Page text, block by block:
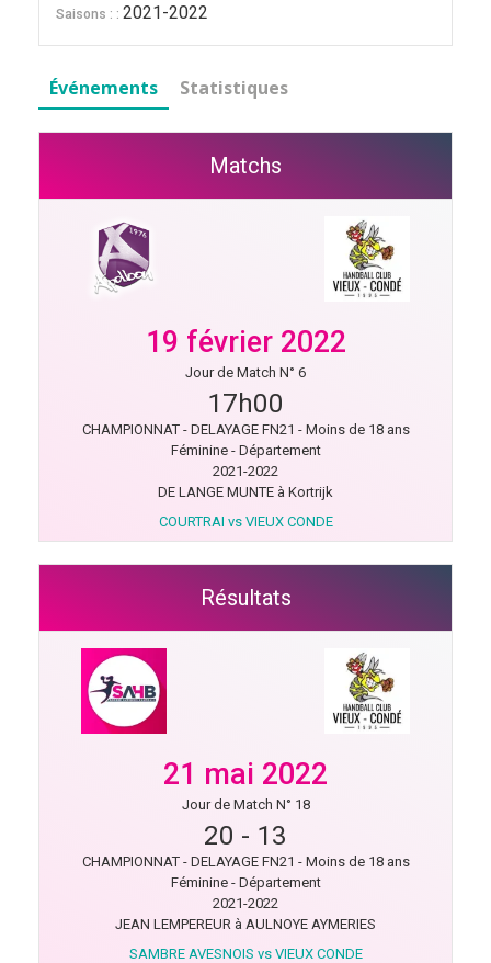
Saisons : : 2021-2022
Événements Statistiques
Matchs
19 février 2022
Jour de Match N° 6
17h00
CHAMPIONNAT - DELAYAGE FN21 - Moins de 18 ans
Féminine - Département
2021-2022
DE LANGE MUNTE à Kortrijk
COURTRAI vs VIEUX CONDE
Résultats
21 mai 2022
Jour de Match N° 18
20 - 13
CHAMPIONNAT - DELAYAGE FN21 - Moins de 18 ans
Féminine - Département
2021-2022
JEAN LEMPEREUR à AULNOYE AYMERIES
SAMBRE AVESNOIS vs VIEUX CONDE